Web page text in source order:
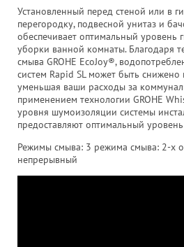
Установленный перед стеной или в
перегородку, подвесной унитаз и
обеспечивает оптимальный уровень
уборки ванной комнаты. Благодаря
смыва GROHE EcoJoy®,
систем Rapid SL может быть
уменьшая ваши расходы за
применением технологии GROHE
уровня шумоизоляции системы
предоставляют оптимальный
Режимы смыва: 3 режима смыва: 2-х
непрерывный